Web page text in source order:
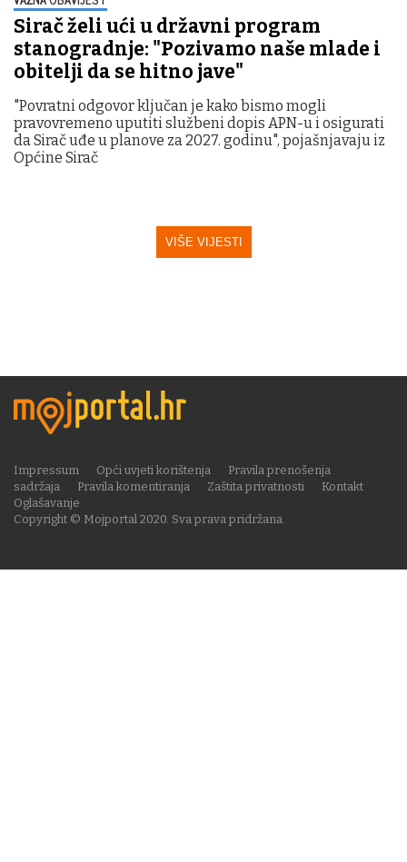
Sirač želi ući u državni program
stanogradnje: "Pozivamo naše mlade i
obitelji da se hitno jave"
"Povratni odgovor ključan je kako bismo mogli
pravovremeno uputiti službeni dopis APN-u i osigurati
da Sirač uđe u planove za 2027. godinu", pojašnjavaju iz
Općine Sirač
VIŠE VIJESTI
Copyright © Mojportal 2020. Sva prava pridržana.
Impressum Opći uvjeti korištenja
Pravila prenošenja
sadržaja
Pravila komentiranja Zaštita privatnosti
Kontakt
Oglašavanje